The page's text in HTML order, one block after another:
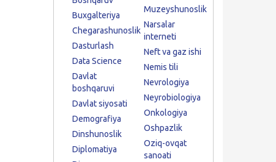
Buxgalteriya
Chegarashunoslik
Dasturlash
Data Science
Davlat
boshqaruvi
Davlat siyosati
Demografiya
Dinshunoslik
Diplomatiya
Muzeyshunoslik
Narsalar
interneti
Neft va gaz ishi
Nemis tili
Nevrologiya
Neyrobiologiya
Onkologiya
Oshpazlik
Oziq-ovqat
sanoati